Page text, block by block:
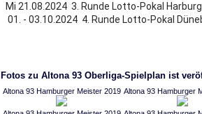
Mi 21.08.2024 3. Runde Lotto-Pokal
01. - 03.10.2024 4. Runde Lotto-Pokal
Fotos zu Altona 93 Oberliga-Spielplan ist
Altona 93 Hamburger Meister 2019 Altona 93 Hamburger